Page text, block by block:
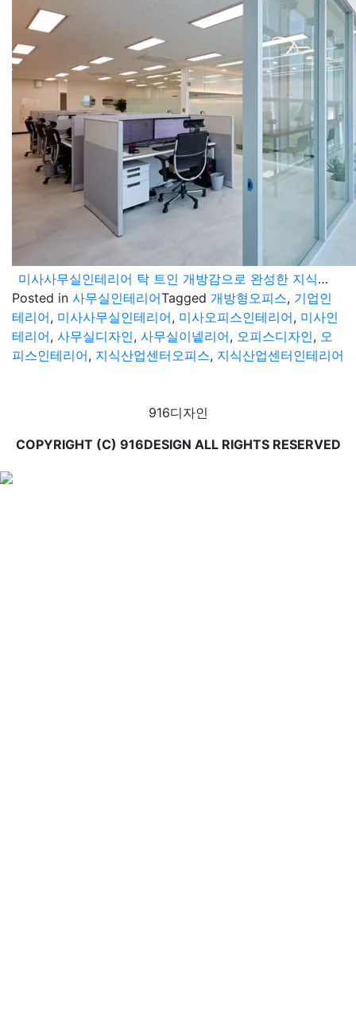
미사사무실인테리어 탁 트인 개방감으로 완성한 지식산업센터 오피스
Posted in 사무실인테리어Tagged 개방형오피스, 기업인
테리어, 미사사무실인테리어, 미사오피스인테리어, 미사인
테리어, 사무실디자인, 사무실이넽리어, 오피스디자인, 오
피스인테리어, 지식산업센터오피스, 지식산업센터인테리어
916디자인
COPYRIGHT (C) 916DESIGN ALL RIGHTS RESERVED